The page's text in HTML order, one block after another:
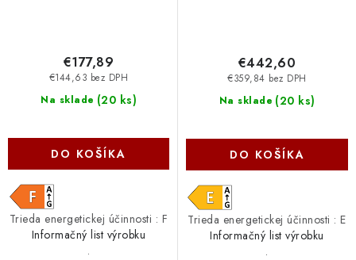
Na sklade (20 ks)
€144,63 bez DPH
€177,89
DO KOŠÍKA
Trieda energetickej účinnosti : F
Informačný list výrobku
.
Na sklade (20 ks)
€359,84 bez DPH
€442,60
DO KOŠÍKA
Trieda energetickej účinnosti : E
Informačný list výrobku
.